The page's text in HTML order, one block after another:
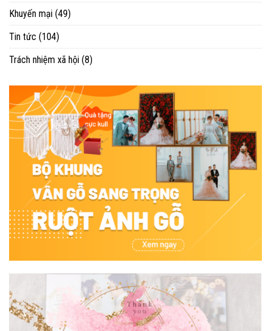
Khuyến mại (49)
Tin tức (104)
Trách nhiệm xã hội (8)